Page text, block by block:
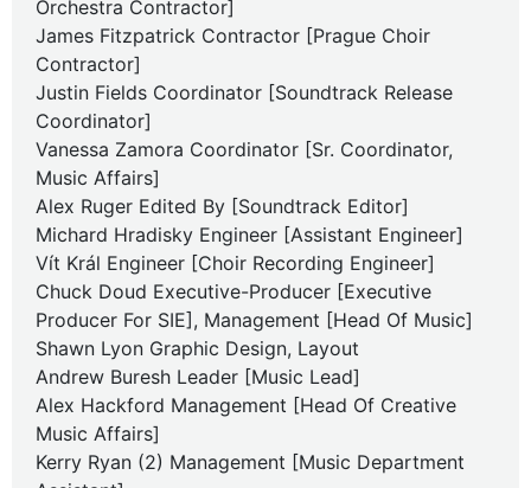
Orchestra Contractor]
James Fitzpatrick Contractor [Prague Choir
Contractor]
Justin Fields Coordinator [Soundtrack Release
Coordinator]
Vanessa Zamora Coordinator [Sr. Coordinator,
Music Affairs]
Alex Ruger Edited By [Soundtrack Editor]
Michard Hradisky Engineer [Assistant Engineer]
Vít Král Engineer [Choir Recording Engineer]
Chuck Doud Executive-Producer [Executive
Producer For SIE], Management [Head Of Music]
Shawn Lyon Graphic Design, Layout
Andrew Buresh Leader [Music Lead]
Alex Hackford Management [Head Of Creative
Music Affairs]
Kerry Ryan (2) Management [Music Department